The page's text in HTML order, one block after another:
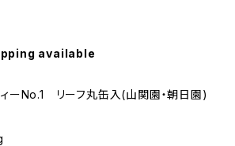
available
ィーNo.1 リーフ丸缶入(山関園・朝日園)